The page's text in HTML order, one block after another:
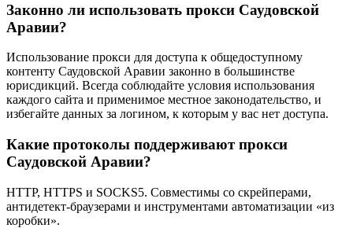
Законно ли использовать прокси Саудовской
Аравии?
Использование прокси для доступа к общедоступному
контенту Саудовской Аравии законно в большинстве
юрисдикций. Всегда соблюдайте условия использования
каждого сайта и применимое местное законодательство, и
избегайте данных за логином, к которым у вас нет доступа.
Какие протоколы поддерживают прокси
Саудовской Аравии?
HTTP, HTTPS и SOCKS5. Совместимы со скрейперами,
антидетект-браузерами и инструментами автоматизации «из
коробки».